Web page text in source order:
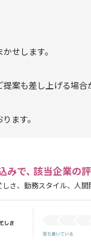
せします。
案も差し上げる場合
ます。
みで､ 該当企業の
しさ、勤務スタイル、人間